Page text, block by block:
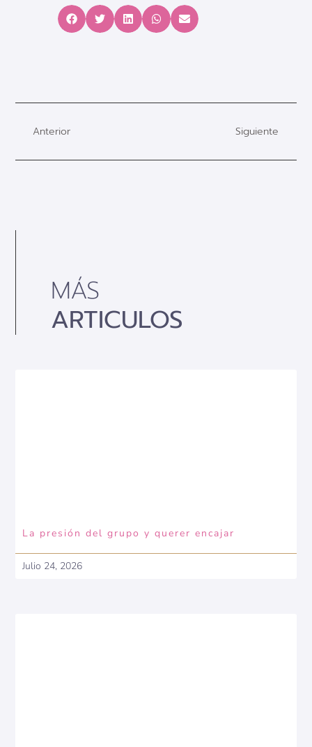
Anterior Siguiente
MÁS
ARTICULOS
La presión del grupo y querer encajar
Julio 24, 2026